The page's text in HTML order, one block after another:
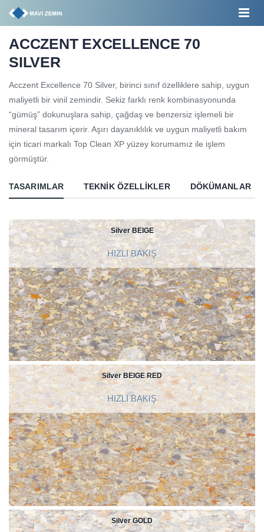
ACCZENT EXCELLENCE 70
SILVER
Acczent Excellence 70 Silver, birinci sınıf özelliklere sahip, uygun
maliyetli bir vinil zemindir. Sekiz farklı renk kombinasyonunda
“gümüş” dokunuşlara sahip, çağdaş ve benzersiz işlemeli bir
mineral tasarım içerir. Aşırı dayanıklılık ve uygun maliyetli bakım
için ticari markalı Top Clean XP yüzey korumamız ile işlem
görmüştür.
TASARIMLAR TEKNIK ÖZELLIKLER DÖKÜMANLAR
Silver BEIGE
HIZLI BAKIŞ
Silver BEIGE RED
HIZLI BAKIŞ
Silver GOLD